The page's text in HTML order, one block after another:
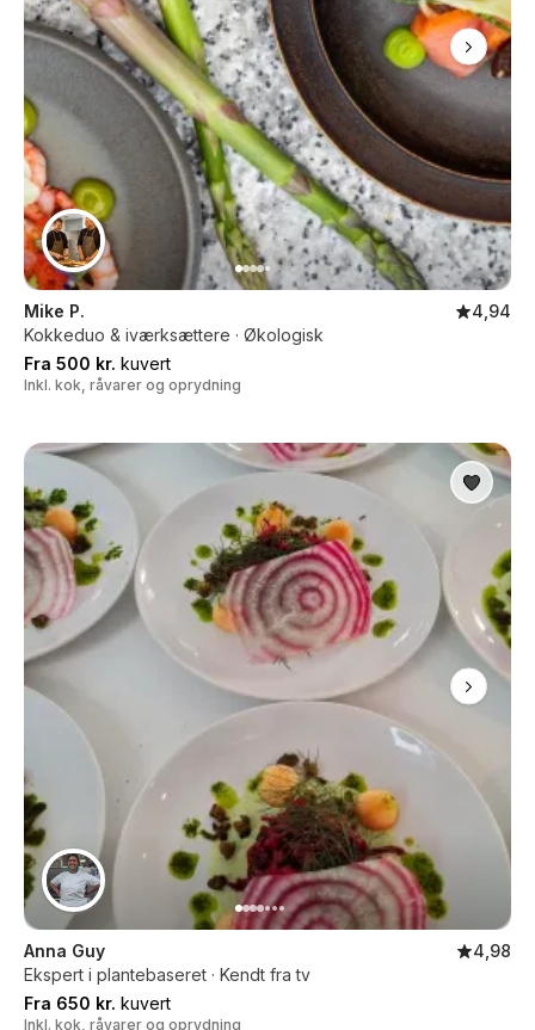
Mike P.
4,94
Kokkeduo & iværksættere · Økologisk
Fra 500 kr. kuvert
Inkl. kok, råvarer og oprydning
Anna Guy
4,98
Ekspert i plantebaseret · Kendt fra tv
Fra 650 kr. kuvert
Inkl. kok, råvarer og oprydning